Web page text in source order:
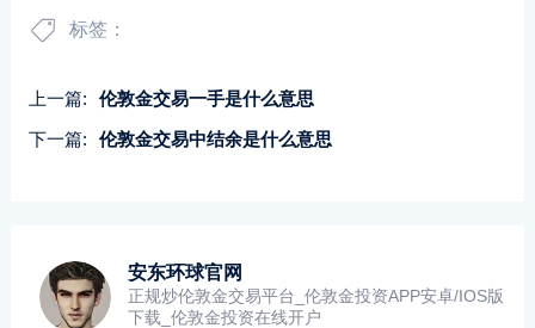
标签：
上一篇:
伦敦金交易一手是什么意思
下一篇:
伦敦金交易中结余是什么意思
安东环球官网
正规炒伦敦金交易平台_伦敦金投资APP安卓/IOS版
下载_伦敦金投资在线开户